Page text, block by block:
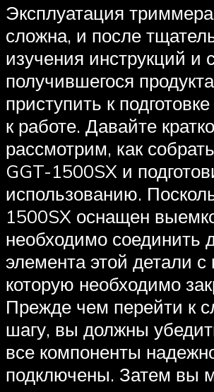
Эксплуатация
сложна, и после
изучения инструкций и
получившегося
приступить к
к работе. Давайте кратко
рассмотрим, как
GGT-1500SX и
использованию.
1500SX оснащен
необходимо соединить
элемента этой детали
которую необходимо
Прежде чем перейти к
шагу, вы должны
все компоненты
подключены. Затем вы